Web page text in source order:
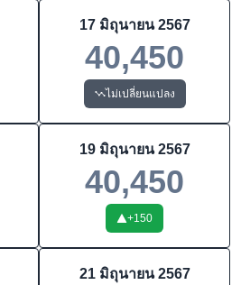
17 มิถุนายน 2567
40,450
ไม่เปลี่ยนแปลง
19 มิถุนายน 2567
40,450
+150
21 มิถุนายน 2567